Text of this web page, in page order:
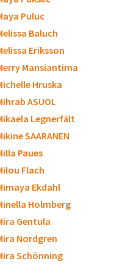
Puluc
Baluch
Eriksson
Mansiantima
Hruska
ASUOL
Legnerfält
SAARANEN
Paues
Flach
Ekdahl
Holmberg
Gentula
Nordgren
Schönning